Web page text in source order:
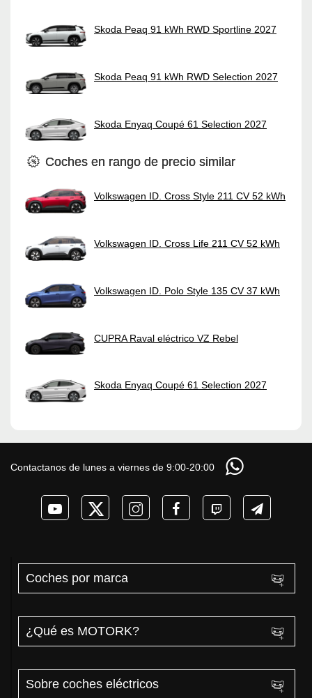
Skoda Peaq 91 kWh RWD Sportline 2027
Skoda Peaq 91 kWh RWD Selection 2027
Skoda Enyaq Coupé 61 Selection 2027
Coches en rango de precio similar
Volkswagen ID. Cross Style 211 CV 52 kWh
Volkswagen ID. Cross Life 211 CV 52 kWh
Volkswagen ID. Polo Style 135 CV 37 kWh
CUPRA Raval eléctrico VZ Rebel
Skoda Enyaq Coupé 61 Selection 2027
Contactanos de lunes a viernes de 9:00-20:00
Coches por marca
¿Qué es MOTORK?
Sobre coches eléctricos